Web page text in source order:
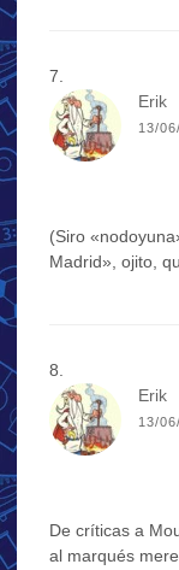
Erik
13/
(Siro
Madrid», ojito,
Erik
13/
De críticas a
al marqués